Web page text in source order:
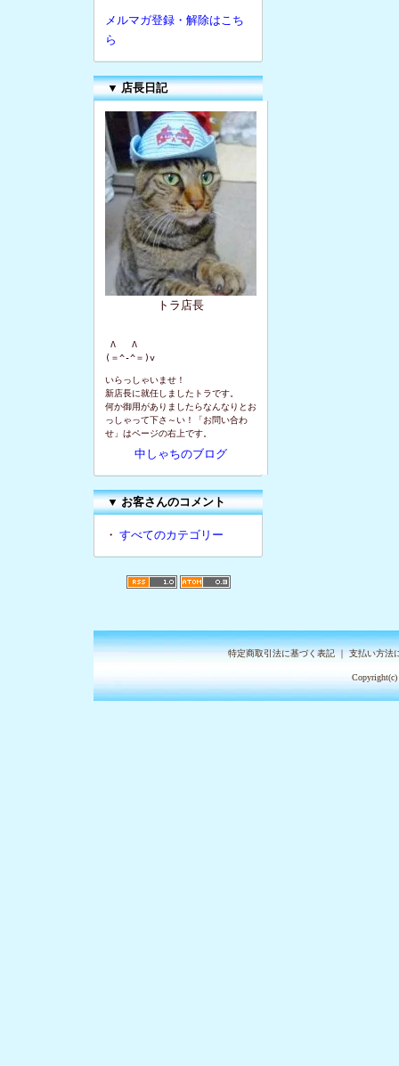
メルマガ登録・解除はこち
ら
▼ 店長日記
トラ店長
Λ   Λ
(＝^-^＝)v
いらっしゃいませ！
新店長に就任しましたトラです。
何か御用がありましたらなんなりとお
っしゃって下さ～い！「お問い合わ
せ」はページの右上です。
中しゃちのブログ
▼お客さんのコメント
・ すべてのカテゴリー
特定商取引法に基づく表記｜支払い方法